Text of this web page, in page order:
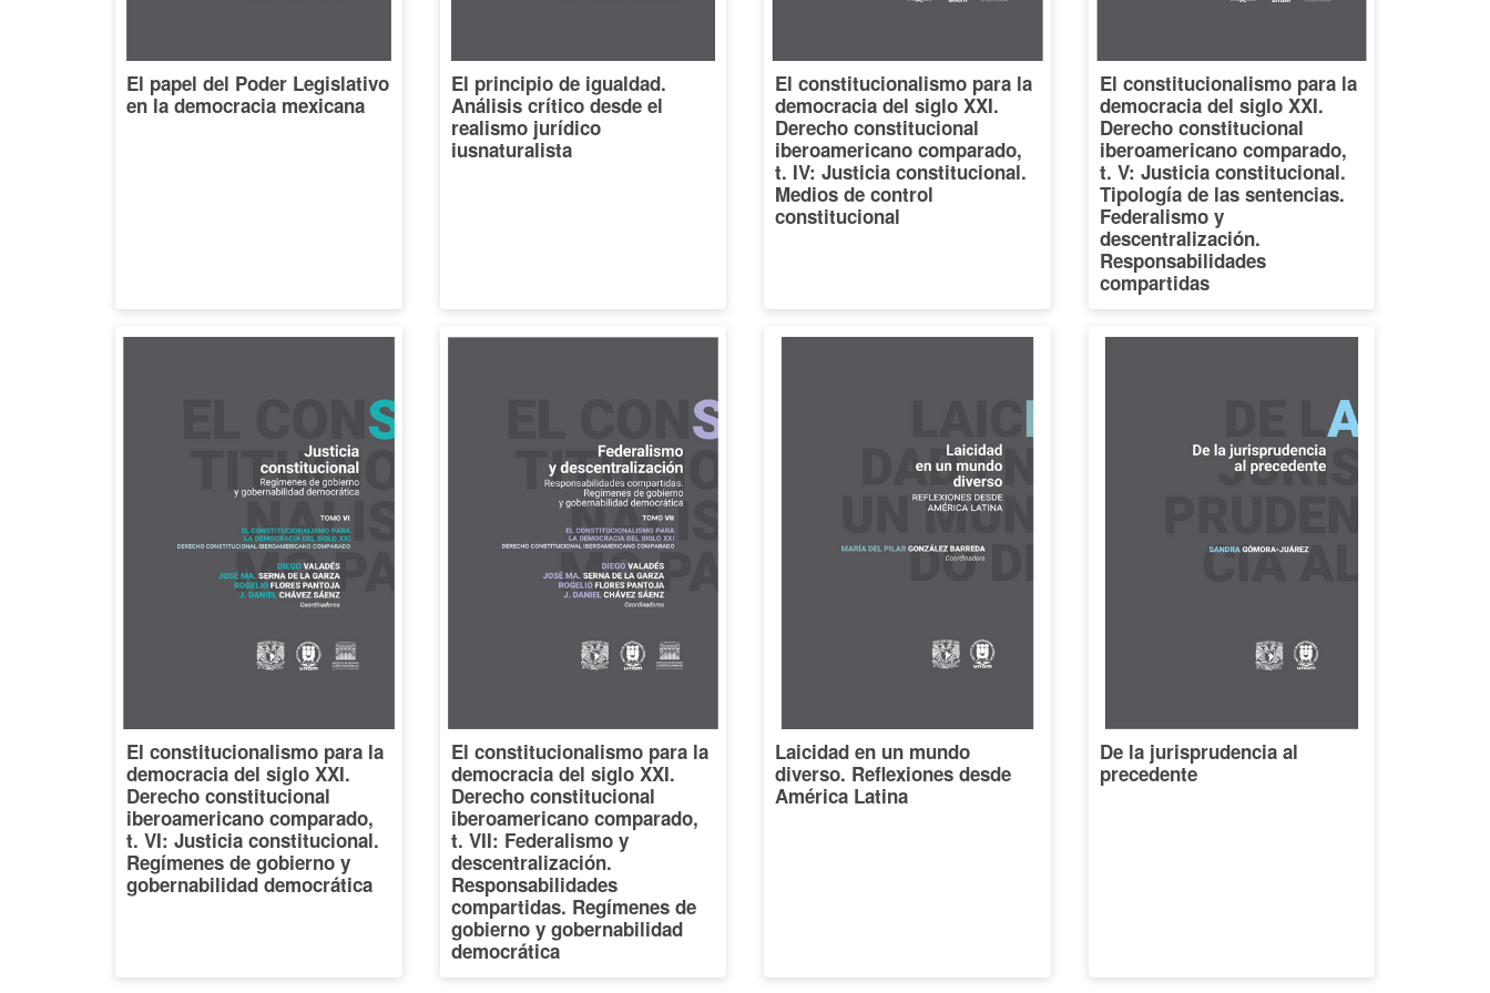
El papel del Poder Legislativo
en la democracia mexicana
El principio de igualdad.
Análisis crítico desde el
realismo jurídico
iusnaturalista
El constitucionalismo para la
democracia del siglo XXI.
Derecho constitucional
iberoamericano comparado,
t. IV: Justicia constitucional.
Medios de control
constitucional
El constitucionalismo para la
democracia del siglo XXI.
Derecho constitucional
iberoamericano comparado,
t. V: Justicia constitucional.
Tipología de las sentencias.
Federalismo y
descentralización.
Responsabilidades
compartidas
El constitucionalismo para la
democracia del siglo XXI.
Derecho constitucional
iberoamericano comparado,
t. VI: Justicia constitucional.
Regímenes de gobierno y
gobernabilidad democrática
El constitucionalismo para la
democracia del siglo XXI.
Derecho constitucional
iberoamericano comparado,
t. VII: Federalismo y
descentralización.
Responsabilidades
compartidas. Regímenes de
gobierno y gobernabilidad
democrática
Laicidad en un mundo
diverso. Reflexiones desde
América Latina
De la jurisprudencia al
precedente